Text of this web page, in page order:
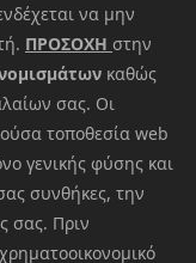
να μην
ΠΡΟΣΟΧΗ στην
καθώς
σας. Οι
τοποθεσία web
γενικής φύσης και
συνθήκες, την
σας. Πριν